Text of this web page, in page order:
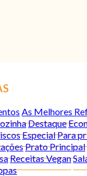
As Melhores
Destaque
EspecialPara
Prato Principal
Receitas Vegan